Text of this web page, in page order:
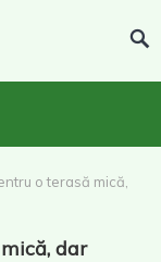
o terasă mică,
dar